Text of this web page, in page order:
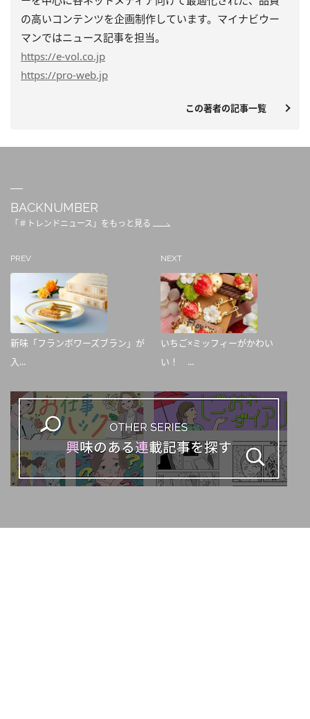
の高いコンテンツを企画制作しています。マイナビウー
マンではニュース記事を担当。
https://e-vol.co.jp
https://pro-web.jp
この著者の記事一覧
BACKNUMBER
「＃トレンドニュース」をもっと見る
PREV
新味「フランボワーズブラン」が
入...
NEXT
いちご×ミッフィーがかわい
い！ ...